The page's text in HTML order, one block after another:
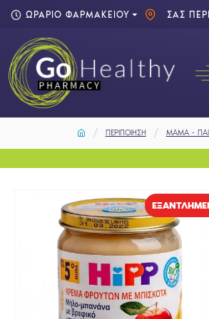
ΩΡΑΡΙΟ ΦΑΡΜΑΚΕΙΟΥ ΣΑΣ
ΠΕΡΙΠΟΙΗΣΗ ΜΑΜΑ -